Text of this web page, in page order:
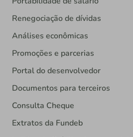
Renegociação de dívidas
Análises econômicas
Promoções e parcerias
Portal do desenvolvedor
Documentos para terceiros
Consulta Cheque
Extratos da Fundeb